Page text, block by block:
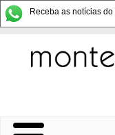
Receba as notícias